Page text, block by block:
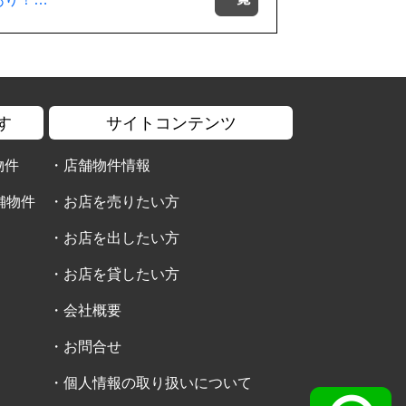
件
物件
サイトコンテンツ
・ 店舗物件情報
・ お店を売りたい方
・ お店を出したい方
・ お店を貸したい方
・会社概要
・ お問合せ
・個人情報の取り扱いについて